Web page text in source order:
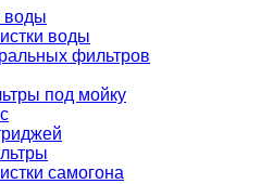
воды
воды
фильтров
под мойку
самогона